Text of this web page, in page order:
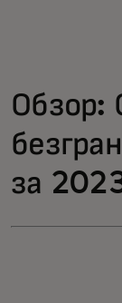
Обзор:
за